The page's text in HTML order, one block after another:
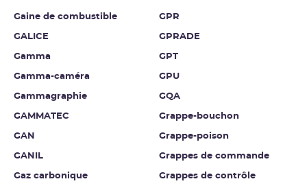
Gaine de combustible
GALICE
Gamma
Gamma-caméra
Gammagraphie
GAMMATEC
GAN
GANIL
Gaz carbonique
GPR
GPRADE
GPT
GPU
GQA
Grappe-bouchon
Grappe-poison
Grappes de commande
Grappes de contrôle